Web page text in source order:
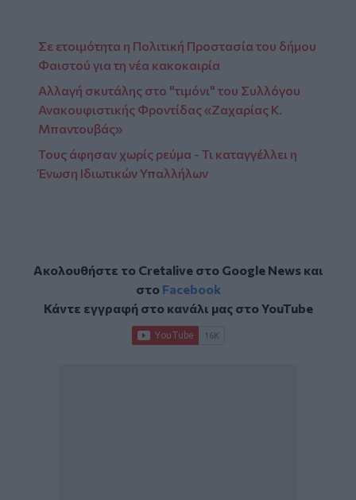
Σε ετοιμότητα η Πολιτική Προστασία του δήμου
Φαιστού για τη νέα κακοκαιρία
Αλλαγή σκυτάλης στο "τιμόνι" του Συλλόγου
Ανακουφιστικής Φροντίδας «Ζαχαρίας Κ.
Μπαντουβάς»
Τους άφησαν χωρίς ρεύμα - Τι καταγγέλλει η
Ένωση Ιδιωτικών Υπαλλήλων
Ακολουθήστε το Cretalive στο Google Newsκαι
στο Facebook
Κάντε εγγραφή στο κανάλι μας στοYouTube